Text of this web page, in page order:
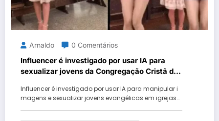
Arnaldo 0 Comentários
Influencer é investigado por usar IA para
sexualizar jovens da Congregação Cristã do
Influencer é investigado por usar IA para manipular i
magens e sexualizar jovens evangélicas em igrejas…